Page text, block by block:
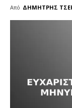
Από ΔΗΜΗΤΡΗΣ